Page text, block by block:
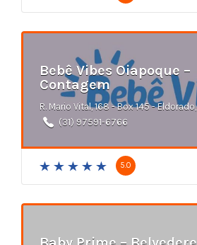
Bebê Vibes Oiapoque –
Contagem
(31) 97591-6766
5.0